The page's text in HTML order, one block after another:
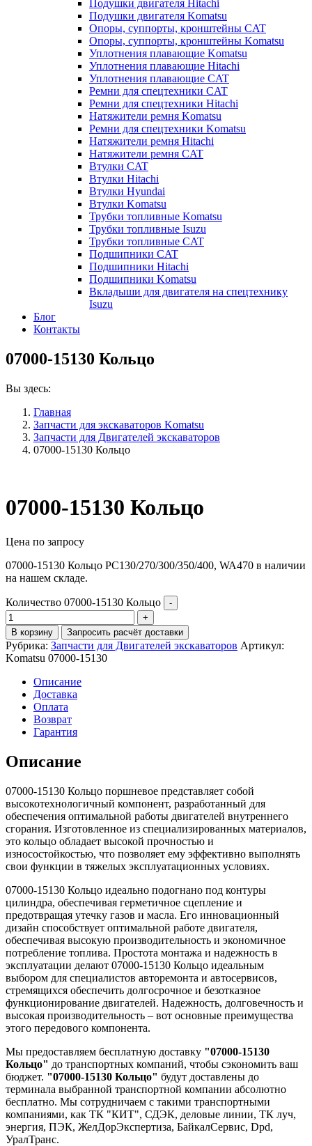
Подушки двигателя Hitachi
Подушки двигателя Komatsu
Опоры, суппорты, кронштейны CAT
Опоры, суппорты, кронштейны Komatsu
Уплотнения плавающие Komatsu
Уплотнения плавающие Hitachi
Уплотнения плавающие CAT
Ремни для спецтехники CAT
Ремни для спецтехники Hitachi
Натяжители ремня Komatsu
Ремни для спецтехники Komatsu
Натяжители ремня Hitachi
Натяжители ремня CAT
Втулки CAT
Втулки Hitachi
Втулки Hyundai
Втулки Komatsu
Трубки топливные Komatsu
Трубки топливные Isuzu
Трубки топливные CAT
Подшипники CAT
Подшипники Hitachi
Подшипники Komatsu
Вкладыши для двигателя на спецтехнику
Isuzu
Блог
Контакты
07000-15130 Кольцо
Вы здесь:
Главная
Запчасти для экскаваторов Komatsu
Запчасти для Двигателей экскаваторов
07000-15130 Кольцо
07000-15130 Кольцо
Цена по запросу
07000-15130 Кольцо PC130/270/300/350/400, WA470 в наличии
на нашем складе.
Количество 07000-15130 Кольцо
В корзину Запросить расчёт доставки
Рубрика: Запчасти для Двигателей экскаваторов Артикул:
Komatsu 07000-15130
Описание
Доставка
Оплата
Возврат
Гарантия
Описание
07000-15130 Кольцо поршневое представляет собой
высокотехнологичный компонент, разработанный для
обеспечения оптимальной работы двигателей внутреннего
сгорания. Изготовленное из специализированных материалов,
это кольцо обладает высокой прочностью и
износостойкостью, что позволяет ему эффективно выполнять
свои функции в тяжелых эксплуатационных условиях.
07000-15130 Кольцо идеально подогнано под контуры
цилиндра, обеспечивая герметичное сцепление и
предотвращая утечку газов и масла. Его инновационный
дизайн способствует оптимальной работе двигателя,
обеспечивая высокую производительность и экономичное
потребление топлива. Простота монтажа и надежность в
эксплуатации делают 07000-15130 Кольцо идеальным
выбором для специалистов авторемонта и автосервисов,
стремящихся обеспечить долгосрочное и безотказное
функционирование двигателей. Надежность, долговечность и
высокая производительность – вот основные преимущества
этого передового компонента.
Мы предоставляем бесплатную доставку "07000-15130
Кольцо" до транспортных компаний, чтобы сэкономить ваш
бюджет. "07000-15130 Кольцо" будут доставлены до
терминала выбранной транспортной компании абсолютно
бесплатно. Мы сотрудничаем с такими транспортными
компаниями, как ТК "КИТ", СДЭК, деловые линии, ТК луч,
энергия, ПЭК, ЖелДорЭкспертиза, БайкалСервис, Dpd,
УралТранс.